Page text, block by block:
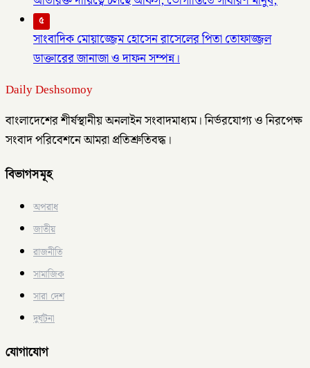
৫
সাংবাদিক মোয়াজ্জেম হোসেন রাসেলের পিতা তোফাজ্জল
ডাক্তারের জানাজা ও দাফন সম্পন্ন।
Daily Deshsomoy
বাংলাদেশের শীর্ষস্থানীয় অনলাইন সংবাদমাধ্যম। নির্ভরযোগ্য ও নিরপেক্ষ
সংবাদ পরিবেশনে আমরা প্রতিশ্রুতিবদ্ধ।
বিভাগসমূহ
অপরাধ
জাতীয়
রাজনীতি
সামাজিক
সারা দেশ
দুর্ঘটনা
যোগাযোগ